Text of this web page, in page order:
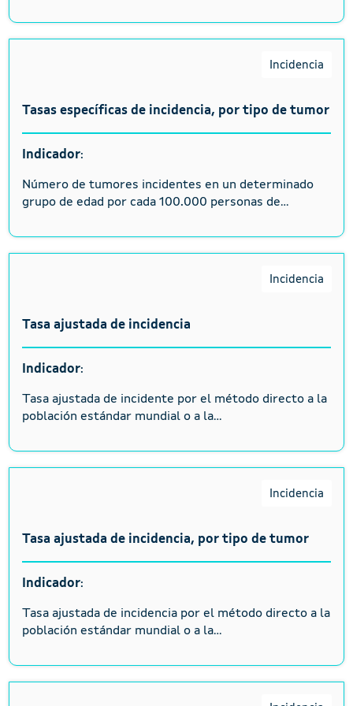
Incidencia
Tasas específicas de incidencia, por tipo de tumor
Indicador:
Número de tumores incidentes en un determinado
grupo de edad por cada 100.000 personas de...
Incidencia
Tasa ajustada de incidencia
Indicador:
Tasa ajustada de incidente por el método directo a la
población estándar mundial o a la...
Incidencia
Tasa ajustada de incidencia, por tipo de tumor
Indicador:
Tasa ajustada de incidencia por el método directo a la
población estándar mundial o a la...